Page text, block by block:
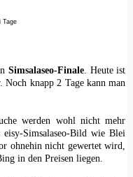
Tage
Simsalaseo-Finale . Heute ist
knapp 2 Tage kann man
werden wohl nicht mehr
Simsalaseo-Bild wie Blei
ohnehin nicht gewertet wird,
in den Preisen liegen.